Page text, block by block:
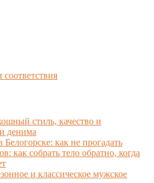
стиль, качество и
денима
как не прогадать
как собрать тело обратно, когда
и классическое мужское